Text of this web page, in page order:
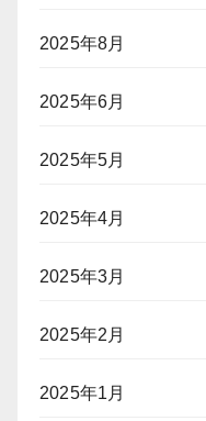
2025年8月
2025年6月
2025年5月
2025年4月
2025年3月
2025年2月
2025年1月